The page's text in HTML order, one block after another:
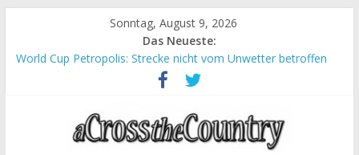
Sonntag, August 9, 2026
Das Neueste:
World Cup Petropolis: Strecke nicht vom Unwetter betroffen
Krumbach und Obergessertshausen: Mountainbike-Bundesliga
Supercup Massi Banyoles: Siege für Carod und Richards
Halbzeit beim Andalucia Bike Race: Weltmeister Seewald führt
Chelva: Schweizer Doppelsieg beim ersten XCO-Rennen der